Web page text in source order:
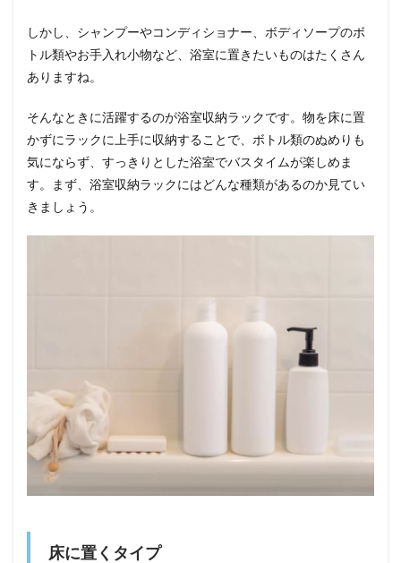
しかし、シャンプーやコンディショナー、ボディソープのボ
トル類やお手入れ小物など、浴室に置きたいものはたくさん
ありますね。
そんなときに活躍するのが浴室収納ラックです。物を床に置
かずにラックに上手に収納することで、ボトル類のぬめりも
気にならず、すっきりとした浴室でバスタイムが楽しめま
す。まず、浴室収納ラックにはどんな種類があるのか見てい
きましょう。
床に置くタイプ